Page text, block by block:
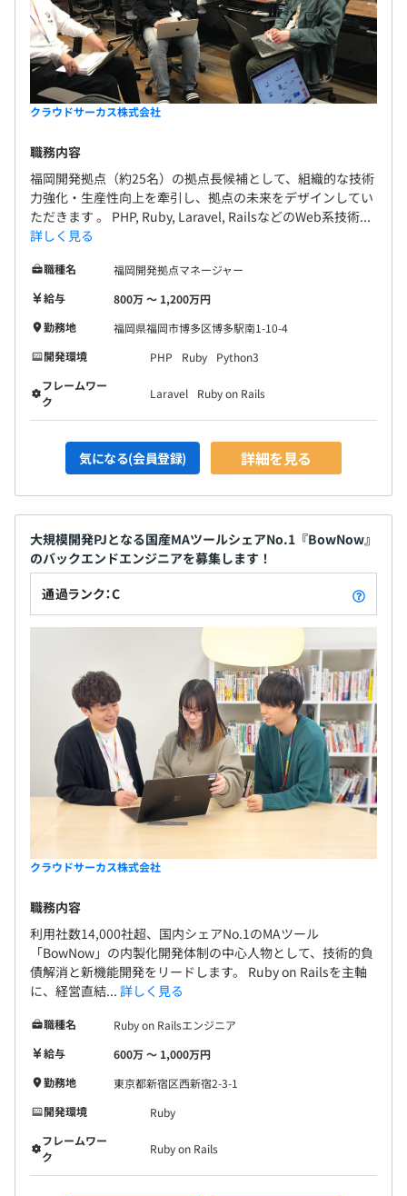
特徴は、縦割りではなく“横断的に動ける”チーム構造であ
ること。仕様検討からリリース後の改善まで、
関係者全員が小さな単位で協力し合い、スピード感を持っ
て開発を進めています。
週次のチームMTGで課題共有し、普段はSlackやNotionな
新卒でも、アイデア提案や改善活動に参加しやすく、自分
の意見がプロダクトに反映されやすい距離感も魅力のひと
つです。
クラウドサーカス株式会社
職務内容
福岡開発拠点（約25名）の拠点長候補として、組織的な技術
力強化・生産性向上を牽引し、拠点の未来をデザインしてい
ただきます 。 PHP, Ruby, Laravel, RailsなどのWeb系技術...
詳しく見る
職種名
福岡開発拠点マネージャー
給与
800万 〜 1,200万円
勤務地
福岡県福岡市博多区博多駅南1-10-4
開発環境
PHP Ruby
Python3
フレームワー
ク
Laravel Ruby on Rails
気になる(会員登録) 詳細を見る
大規模開発PJとなる国産MAツールシェアNo.1『BowNow』
のバックエンドエンジニアを募集します！
通過ランク：C
クラウドサーカス株式会社
職務内容
利用社数14,000社超、国内シェアNo.1のMAツール
「BowNow」の内製化開発体制の中心人物として、技術的負
債解消と新機能開発をリードします。 Ruby on Railsを主軸
に、経営直結... 詳しく見る
職種名
Ruby on Railsエンジニア
給与
600万 〜 1,000万円
勤務地
東京都新宿区西新宿2-3-1
開発環境
Ruby
フレームワー
ク
Ruby on Rails